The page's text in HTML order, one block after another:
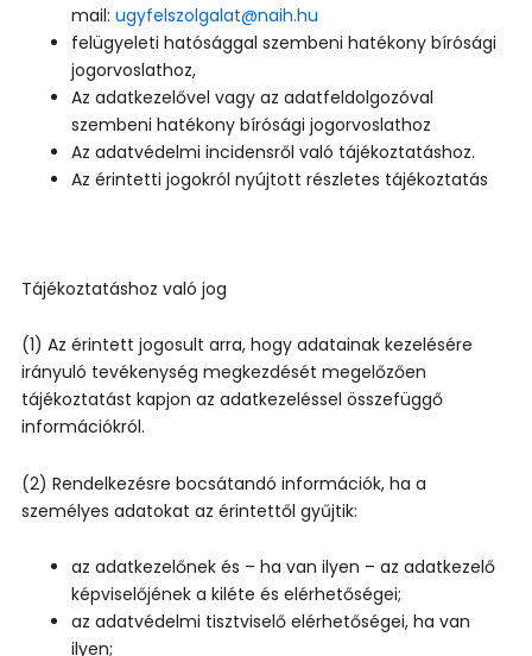
mail: ugyfelszolgalat@naih.hu
felügyeleti hatósággal szembeni hatékony bírósági
jogorvoslathoz,
Az adatkezelővel vagy az adatfeldolgozóval
szembeni hatékony bírósági jogorvoslathoz
Az adatvédelmi incidensről való tájékoztatáshoz.
Az érintetti jogokról nyújtott részletes tájékoztatás
Tájékoztatáshoz való jog
(1) Az érintett jogosult arra, hogy adatainak kezelésére
irányuló tevékenység megkezdését megelőzően
tájékoztatást kapjon az adatkezeléssel összefüggő
információkról.
(2) Rendelkezésre bocsátandó információk, ha a
személyes adatokat az érintettől gyűjtik:
az adatkezelőnek és – ha van ilyen – az adatkezelő
képviselőjének a kiléte és elérhetőségei;
az adatvédelmi tisztviselő elérhetőségei, ha van
ilyen;